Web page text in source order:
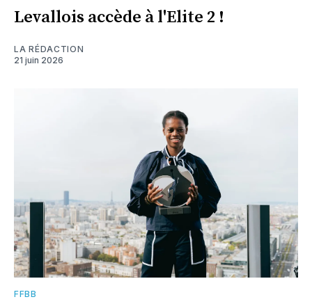
Levallois accède à l'Elite 2 !
LA RÉDACTION
21 juin 2026
FFBB